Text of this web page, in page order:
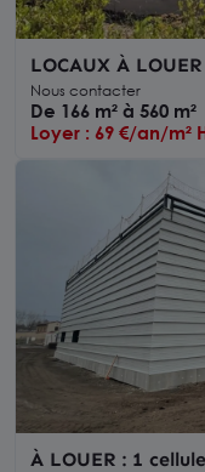
LOCAUX À
quai et chambres
stockage
Nous contacter
De 166 m² à 560 m²
Loyer : 69 €/an/m²
À LOUER : 1